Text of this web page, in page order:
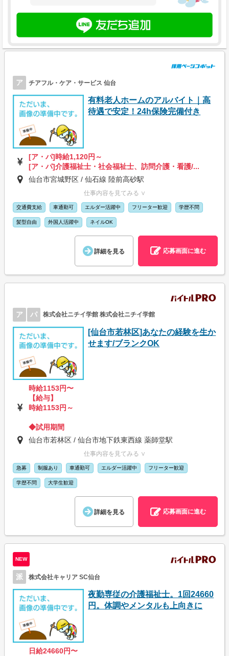
ア チアフル・ケア・サービス 仙台
有料老人ホームのアルバイト｜高
待遇で安定！24h保険完備付き
[ア・パ]時給1,120円～
[ア・パ]介護福祉士・社会福祉士、訪問介護・看護/...
仙台市宮城野区 / 仙石線 陸前高砂駅
仕事内容を見てみる ∨
交通費支給 車通勤可 エルダー活躍中 フリーター歓迎 学歴不問
髪型自由 外国人活躍中 ネイルOK
詳細を見る 応募画面に進む
ア パ 株式会社ニチイ学館 株式会社ニチイ学館
[仙台市若林区]あなたの経験を生か
せます/ブランクOK
時給1153円〜
【給与】
時給1153円～
◆試用期間
仙台市若林区 / 仙台市地下鉄東西線 薬師堂駅
仕事内容を見てみる ∨
急募 制服あり 車通勤可 エルダー活躍中 フリーター歓迎
学歴不問 大学生歓迎
詳細を見る 応募画面に進む
NEW
派 株式会社キャリア SC仙台
夜勤専従の介護福祉士。1回24660
円。体調やメンタルも上向きに
日給24660円〜